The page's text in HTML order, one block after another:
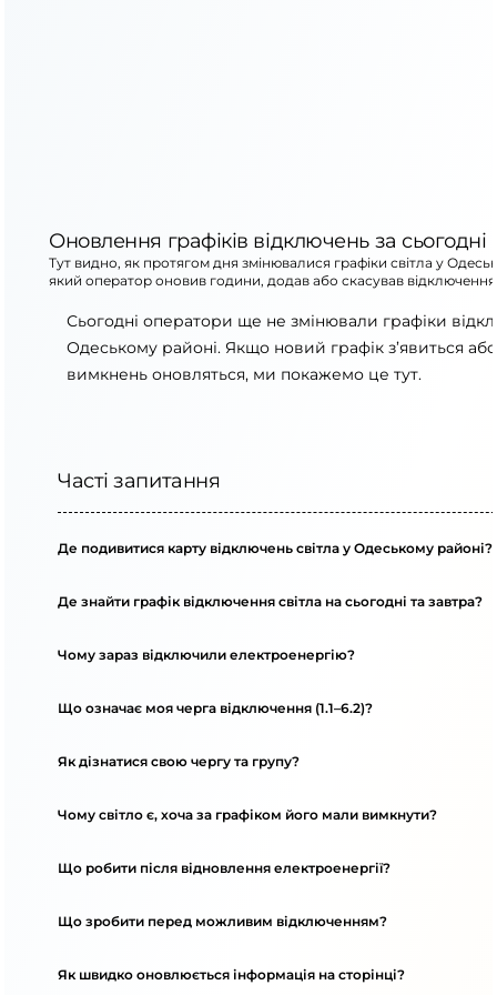
Оновлення графіків відключень за сьогодні
Тут видно, як протягом дня змінювалися графіки світла у
який оператор оновив години, додав або скасував
Сьогодні оператори ще не змінювали графіки
Одеському районі. Якщо новий графік з’явиться
вимкнень оновляться, ми покажемо це тут.
Часті запитання
Де подивитися карту відключень світла у Одеському районі?
Де знайти графік відключення світла на сьогодні та завтра?
Чому зараз відключили електроенергію?
Що означає моя черга відключення (1.1–6.2)?
Як дізнатися свою чергу та групу?
Чому світло є, хоча за графіком його мали вимкнути?
Що робити після відновлення електроенергії?
Що зробити перед можливим відключенням?
Як швидко оновлюється інформація на сторінці?